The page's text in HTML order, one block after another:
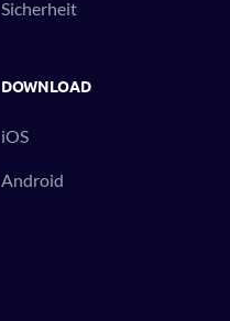
Sicherheit
DOWNLOAD
iOS
Android